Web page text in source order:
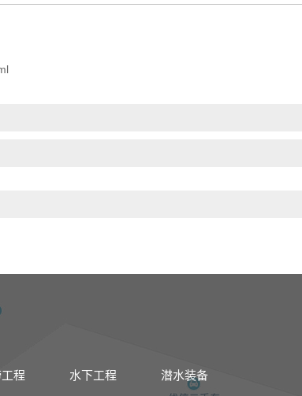
程 水下工程 潜水装备